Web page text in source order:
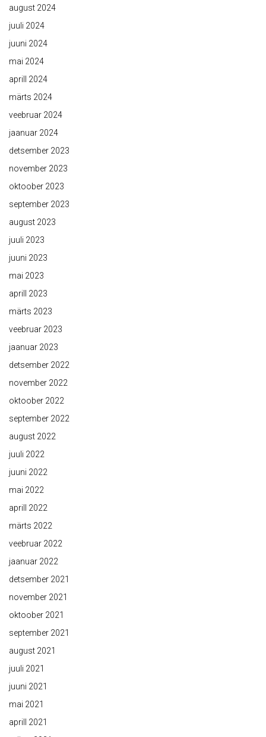
august 2024
juuli 2024
juuni 2024
mai 2024
aprill 2024
märts 2024
veebruar 2024
jaanuar 2024
detsember 2023
november 2023
oktoober 2023
september 2023
august 2023
juuli 2023
juuni 2023
mai 2023
aprill 2023
märts 2023
veebruar 2023
jaanuar 2023
detsember 2022
november 2022
oktoober 2022
september 2022
august 2022
juuli 2022
juuni 2022
mai 2022
aprill 2022
märts 2022
veebruar 2022
jaanuar 2022
detsember 2021
november 2021
oktoober 2021
september 2021
august 2021
juuli 2021
juuni 2021
mai 2021
aprill 2021